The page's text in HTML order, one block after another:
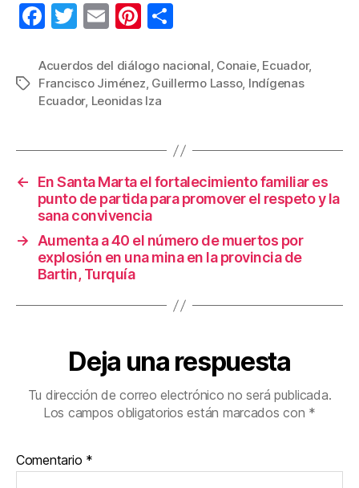
F
c
e
o
o
k
T
tt
er
E
ail
Pi
er
e
m
p
tir
Etiquetas
Acuerdos del diálogo nacional, Conaie, Ecuador,
Francisco Jiménez, Guillermo Lasso, Indígenas
Ecuador, Leonidas Iza
←
En Santa Marta el fortalecimiento familiar es
punto de partida para promover el respeto y la
sana convivencia
→
Aumenta a 40 el número de muertos por
explosión en una mina en la provincia de
Bartin, Turquía
Deja una respuesta
Tu dirección de correo electrónico no será publicada.
Los campos obligatorios están marcados con *
Comentario *